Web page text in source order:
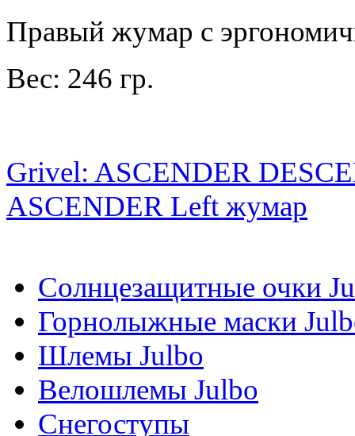
Правый жумар с
Вес: 246 гр.
Grivel: ASCENDER
ASCENDER Left жумар
Солнцезащитные очки
Горнолыжные маски
Шлемы Julbo
Велошлемы Julbo
Снегоступы